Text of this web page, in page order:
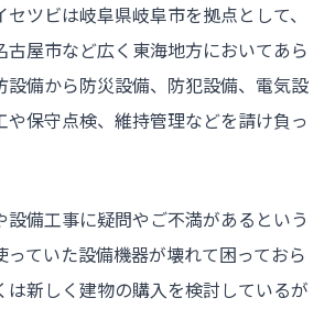
ツビは岐阜県岐阜市を拠点として、
古屋市など広く東海地方においてあら
設備から防災設備、防犯設備、電気設
や保守点検、維持管理などを請け負っ
設備工事に疑問やご不満があるという
っていた設備機器が壊れて困っておら
は新しく建物の購入を検討しているが